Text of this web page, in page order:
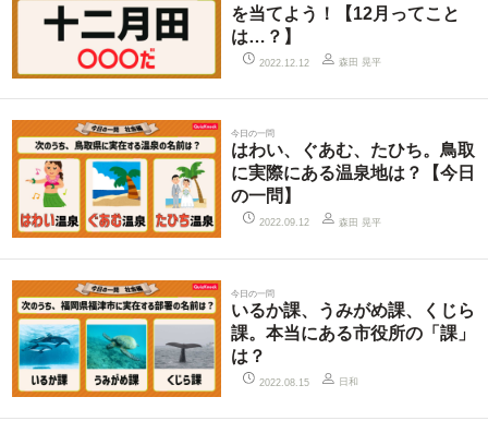
を当てよう！【12月ってこと
は…？】
2022.12.12 森田 晃平
今日の一問
はわい、ぐあむ、たひち。鳥取
に実際にある温泉地は？【今日
の一問】
2022.09.12 森田 晃平
今日の一問
いるか課、うみがめ課、くじら
課。本当にある市役所の「課」
は？
2022.08.15 日和